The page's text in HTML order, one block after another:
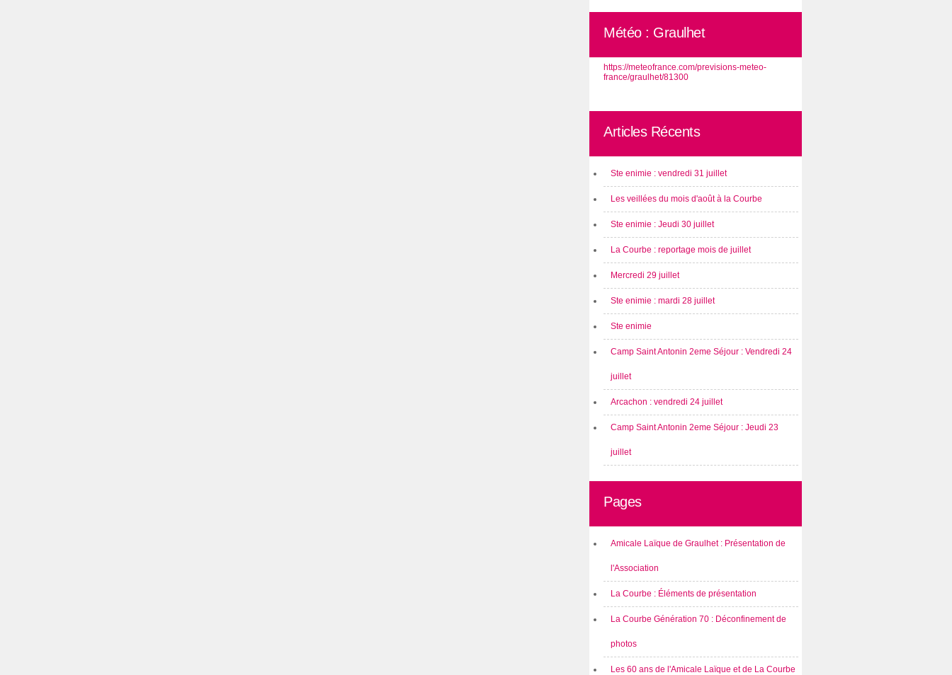
Météo : Graulhet
https://meteofrance.com/previsions-meteo-
france/graulhet/81300
Articles Récents
Ste enimie : vendredi 31 juillet
Les veillées du mois d'août à la Courbe
Ste enimie : Jeudi 30 juillet
La Courbe : reportage mois de juillet
Mercredi 29 juillet
Ste enimie : mardi 28 juillet
Ste enimie
Camp Saint Antonin 2eme Séjour : Vendredi 24
juillet
Arcachon : vendredi 24 juillet
Camp Saint Antonin 2eme Séjour : Jeudi 23
juillet
Pages
Amicale Laïque de Graulhet : Présentation de
l'Association
La Courbe : Éléments de présentation
La Courbe Génération 70 : Déconfinement de
photos
Les 60 ans de l'Amicale Laïque et de La Courbe